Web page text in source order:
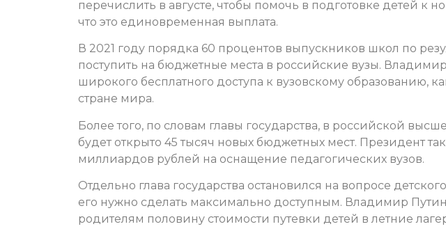
перечислить в августе, чтобы помочь в подготовке детей к
что это единовременная выплата.
В 2021 году порядка 60 процентов выпускников школ по
поступить на бюджетные места в российские вузы.
широкого бесплатного доступа к вузовскому образованию,
стране мира.
Более того, по словам главы государства, в российской
будет открыто 45 тысяч новых бюджетных мест. Президент
миллиардов рублей на оснащение педагогических вузов.
Отдельно глава государства остановился на вопросе
его нужно сделать максимально доступным. Владимир
родителям половину стоимости путевки детей в летние